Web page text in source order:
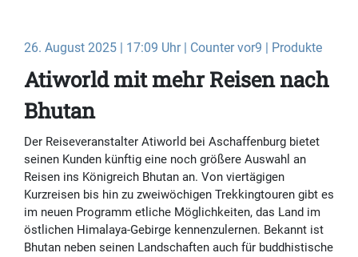
26. August 2025 | 17:09 Uhr | Counter vor9 | Produkte
Atiworld mit mehr Reisen nach
Bhutan
Der Reiseveranstalter Atiworld bei Aschaffenburg bietet
seinen Kunden künftig eine noch größere Auswahl an
Reisen ins Königreich Bhutan an. Von viertägigen
Kurzreisen bis hin zu zweiwöchigen Trekkingtouren gibt es
im neuen Programm etliche Möglichkeiten, das Land im
östlichen Himalaya-Gebirge kennenzulernen. Bekannt ist
Bhutan neben seinen Landschaften auch für buddhistische